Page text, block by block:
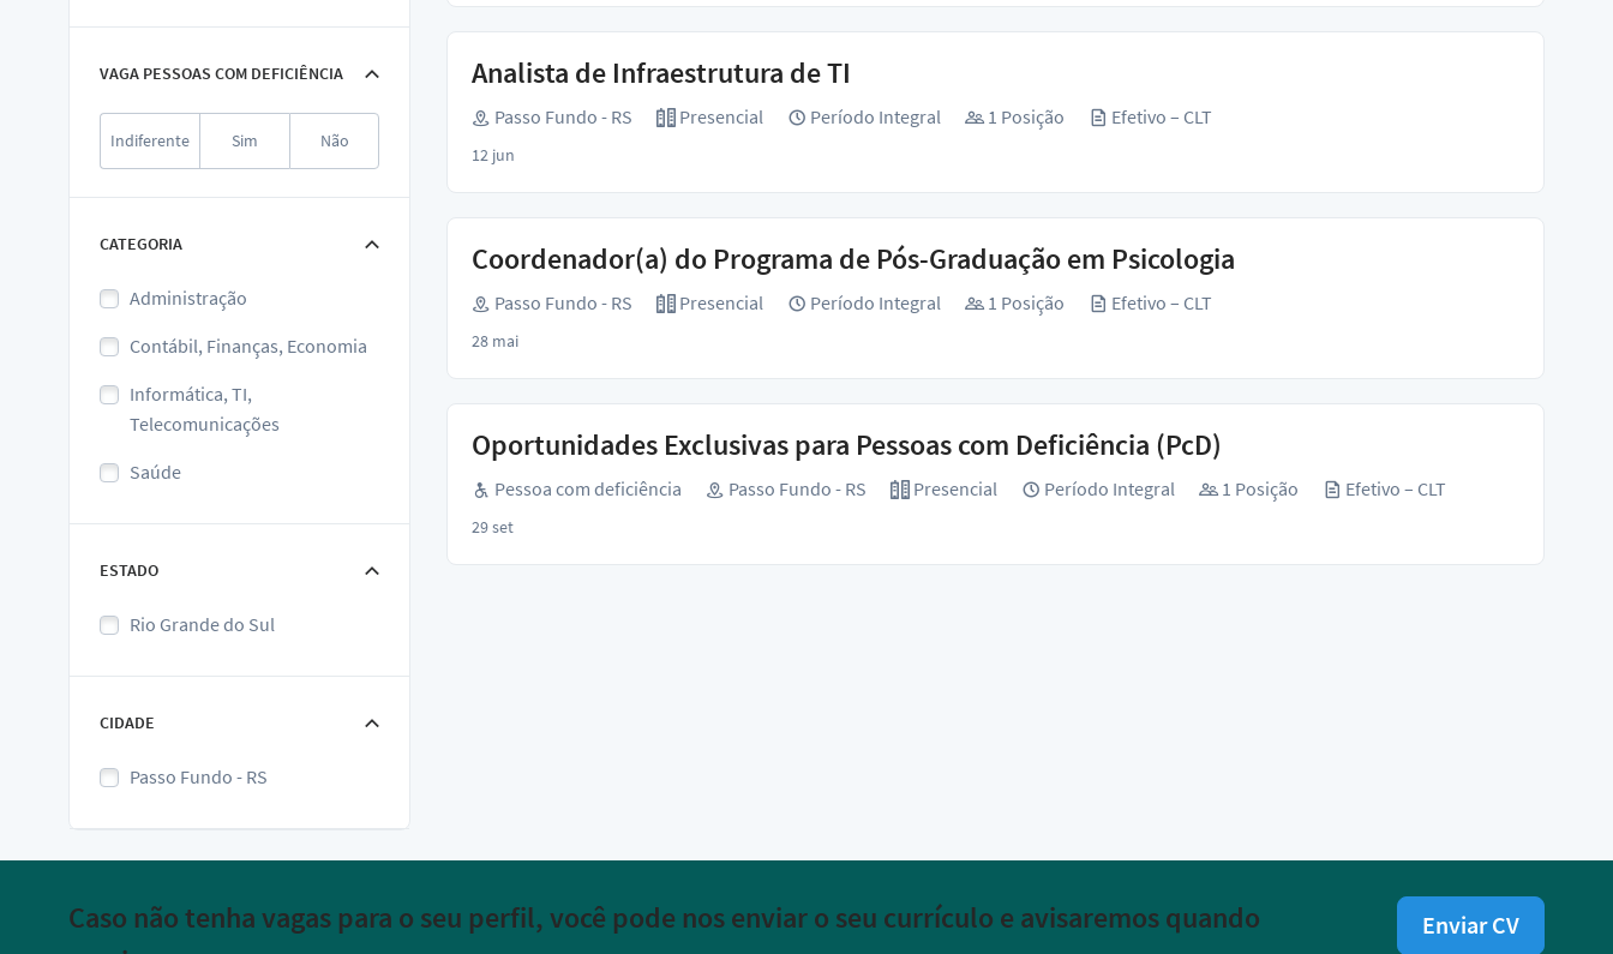
VAGA PESSOAS COM DEFICIÊNCIA
Indiferente Sim Não
CATEGORIA
Administração
Contábil, Finanças, Economia
Informática, TI,
Telecomunicações
Saúde
ESTADO
Rio Grande do Sul
CIDADE
Passo Fundo - RS
Analista de Infraestrutura de TI
Passo Fundo - RS Presencial Período Integral 1 Posição Efetivo – CLT
12 jun
Coordenador(a) do Programa de Pós-Graduação em Psicologia
Passo Fundo - RS Presencial Período Integral 1 Posição Efetivo – CLT
28 mai
Oportunidades Exclusivas para Pessoas com Deficiência (PcD)
Pessoa com deficiência Passo Fundo - RS Presencial Período Integral 1 Posição Efetivo – CLT
29 set
Caso não tenha vagas para o seu perfil, você pode nos enviar o seu currículo e avisaremos quando
Enviar CV